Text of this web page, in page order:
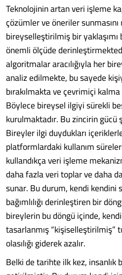
Teknolojinin artan veri işleme
çözümler ve öneriler
bireyselleştirilmiş bir yaklaşımı
önemli ölçüde
algoritmalar aracılığıyla her
analiz edilmekte, bu sayede
bırakılmakta ve çevrimiçi
Böylece bireysel ilgiyi sürekli
kurulmaktadır. Bu zincirin gücü
Bireyler ilgi duydukları
platformlardaki kullanım
kullandıkça veri işleme
daha fazla veri toplar ve daha
sunar. Bu durum, kendi kendini
bağımlılığı derinleştiren bir
bireylerin bu döngü içinde,
tasarlanmış “kişiselleştirilmiş”
olasılığı giderek azalır.
Belki de tarihte ilk kez, insanlık